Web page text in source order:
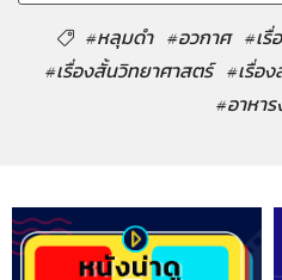
#หลุมดำ #อวกาศ #เรื่
#เรื่องสั้นวิทยาศาสตร์ #เรื่อ
#อาหา